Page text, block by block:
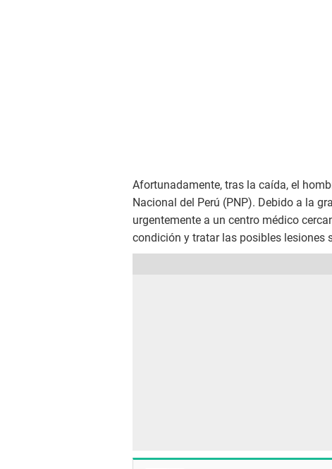
Afortunadamente, tras la caída, el
Nacional del Perú (PNP). Debido a la
urgentemente a un centro médico
condición y tratar las posibles lesiones